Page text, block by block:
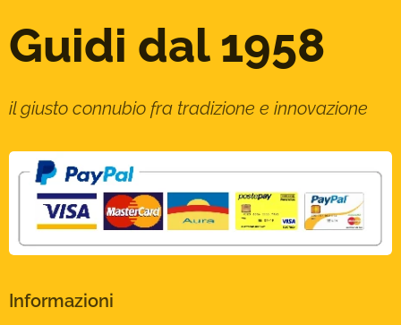
Guidi dal 1958
il giusto connubio fra tradizione e innovazione
Informazioni